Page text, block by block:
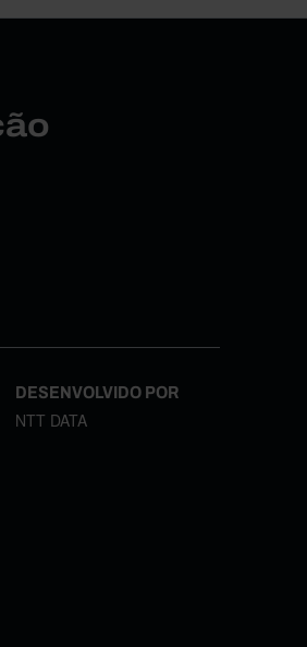
DESENVOLVIDO POR
NTT DATA